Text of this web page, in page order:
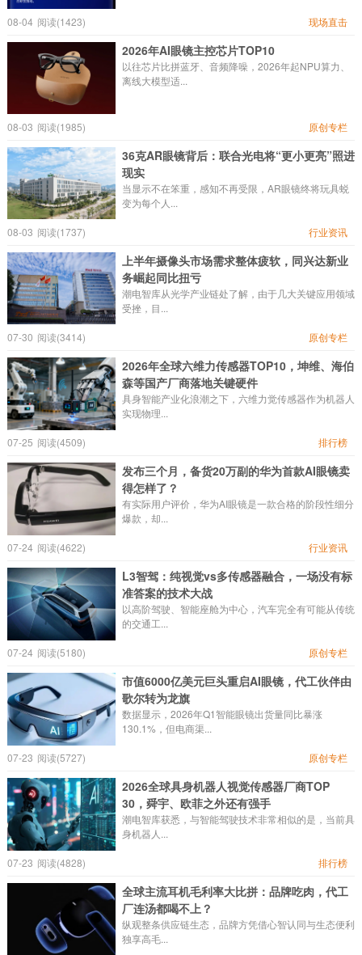
08-04 阅读(1423) 现场直击
2026年AI眼镜主控芯片TOP10
以往芯片比拼蓝牙、音频降噪，2026年起NPU算力、
离线大模型适...
08-03 阅读(1985) 原创专栏
36克AR眼镜背后：联合光电将“更小更亮”照进
现实
当显示不在笨重，感知不再受限，AR眼镜终将玩具蜕
变为每个人...
08-03 阅读(1737) 行业资讯
上半年摄像头市场需求整体疲软，同兴达新业
务崛起同比扭亏
潮电智库从光学产业链处了解，由于几大关键应用领域
受挫，目...
07-30 阅读(3414) 原创专栏
2026年全球六维力传感器TOP10，坤维、海伯
森等国产厂商落地关键硬件
具身智能产业化浪潮之下，六维力觉传感器作为机器人
实现物理...
07-25 阅读(4509) 排行榜
发布三个月，备货20万副的华为首款AI眼镜卖
得怎样了？
有实际用户评价，华为AI眼镜是一款合格的阶段性细分
爆款，却...
07-24 阅读(4622) 行业资讯
L3智驾：纯视觉vs多传感器融合，一场没有标
准答案的技术大战
以高阶驾驶、智能座舱为中心，汽车完全有可能从传统
的交通工...
07-24 阅读(5180) 原创专栏
市值6000亿美元巨头重启AI眼镜，代工伙伴由
歌尔转为龙旗
数据显示，2026年Q1智能眼镜出货量同比暴涨
130.1%，但电商渠...
07-23 阅读(5727) 原创专栏
2026全球具身机器人视觉传感器厂商TOP
30，舜宇、欧菲之外还有强手
潮电智库获悉，与智能驾驶技术非常相似的是，当前具
身机器人...
07-23 阅读(4828) 排行榜
全球主流耳机毛利率大比拼：品牌吃肉，代工
厂连汤都喝不上？
纵观整条供应链生态，品牌方凭借心智认同与生态便利
独享高毛...